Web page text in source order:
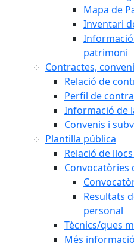
Mapa de
Inventari
patrimoni
Contractes,
Relació de
Perfil de
Informació de
Convenis i
Plantilla pública
Relació de
Convocatòries
Resultats
personal
Tècnics/ques
Més